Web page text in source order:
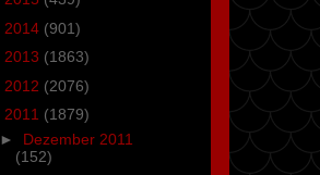
2014 (901)
2013 (1863)
2012 (2076)
2011 (1879)
► Dezember 2011
(152)